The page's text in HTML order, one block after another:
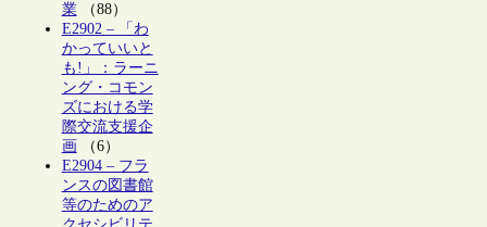
業（88）
E2902 – 「わ
かっていいと
も!」：ラーニ
ング・コモン
ズにおける学
際交流支援企
画 （6）
E2904 – フラ
ンスの図書館
等のためのア